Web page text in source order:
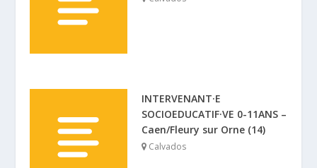
INTERVENANT·E
SOCIOEDUCATIF·VE 0-11ANS –
Caen/Fleury sur Orne (14)
Calvados